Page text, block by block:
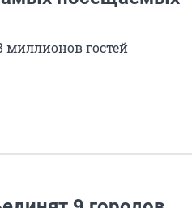
миллионов гостей